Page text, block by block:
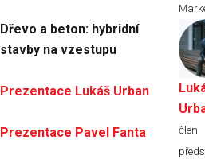
Dřevo a beton: hybridní
stavby na vzestupu
Prezentace Lukáš Urban
Prezentace Pavel Fanta
člen